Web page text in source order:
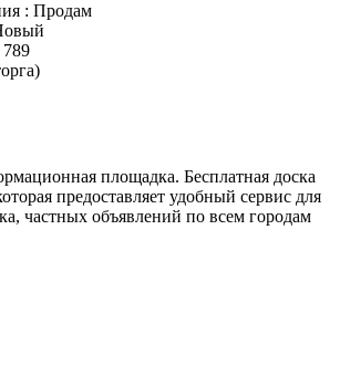
: Продам
789
площадка. Бесплатная доска
предоставляет удобный сервис для
частных объявлений по всем городам